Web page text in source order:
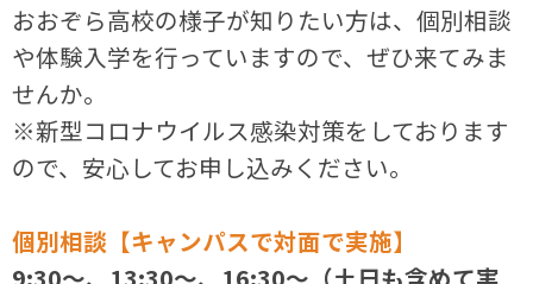
おおぞら高校の様子が知りたい方は、個別相談
や体験入学を行っていますので、ぜひ来てみま
せんか。
※新型コロナウイルス感染対策をしております
ので、安心してお申し込みください。
個別相談【キャンパスで対面で実施】